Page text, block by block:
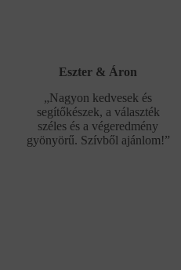
Eszter & Áron
„Nagyon kedvesek és
segítőkészek, a választék
széles és a végeredmény
gyönyörű. Szívből ajánlom!”